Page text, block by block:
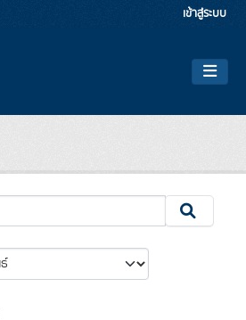
เข้าสู่ระบบ